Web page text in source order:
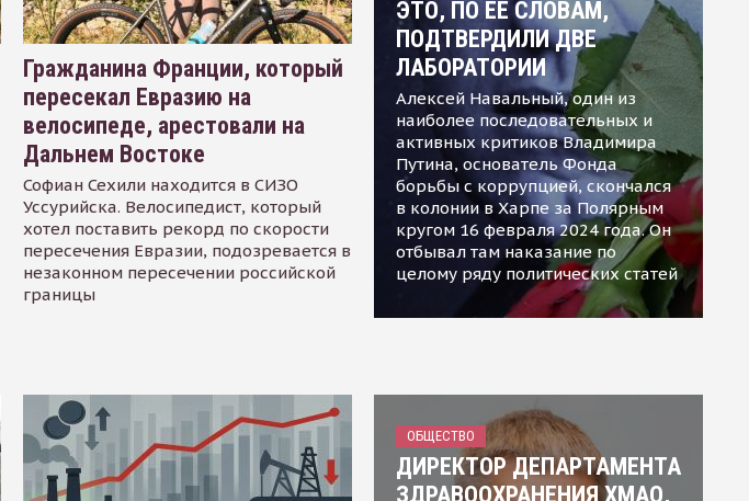
Гражданина Франции, который
пересекал Евразию на
велосипеде, арестовали на
Дальнем Востоке
Софиан Сехили находится в СИЗО
Уссурийска. Велосипедист, который
хотел поставить рекорд по скорости
пересечения Евразии, подозревается в
незаконном пересечении российской
границы
ЭТО, ПО ЕЕ СЛОВАМ,
ПОДТВЕРДИЛИ ДВЕ
ЛАБОРАТОРИИ
Алексей Навальный, один из
наиболее последовательных и
активных критиков Владимира
Путина, основатель Фонда
борьбы с коррупцией, скончался
в колонии в Харпе за Полярным
кругом 16 февраля 2024 года. Он
отбывал там наказание по
целому ряду политических статей
ОБЩЕСТВО
ДИРЕКТОР ДЕПАРТАМЕНТА
ЗДРАВООХРАНЕНИЯ ХМАО,